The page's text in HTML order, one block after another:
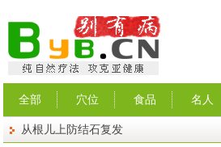
全部 穴位 食品 名人
从根儿上防结石复发